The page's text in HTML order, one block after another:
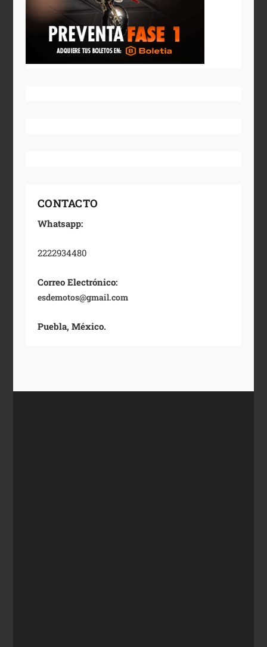
CONTACTO
Whatsapp:
2222934480
Correo Electrónico:
esdemotos@gmail.com
Puebla, México.